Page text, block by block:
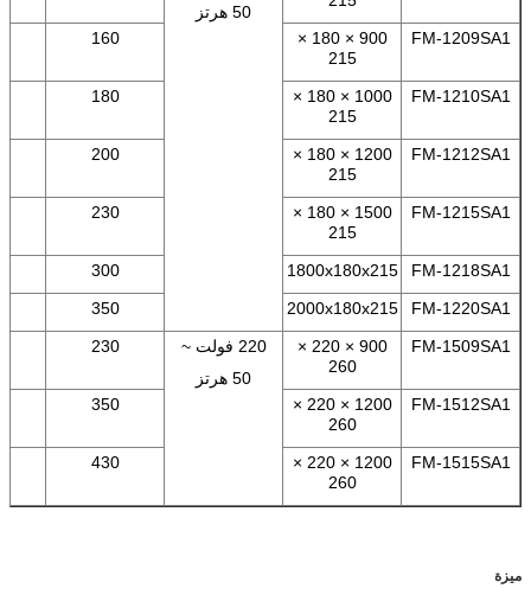
50 هرتز
FM-1209SA1
900 × 180 ×
215
160
FM-1210SA1
1000 × 180 ×
215
180
FM-1212SA1
1200 × 180 ×
215
200
FM-1215SA1
1500 × 180 ×
215
230
FM-1218SA1
1800x180x215
300
FM-1220SA1
2000x180x215
350
FM-1509SA1
900 × 220 ×
260
220 فولت ~
50 هرتز
230
FM-1512SA1
1200 × 220 ×
260
350
FM-1515SA1
1200 × 220 ×
260
430
ميزة